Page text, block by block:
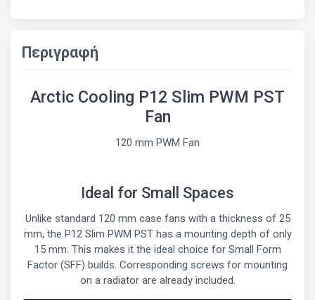
Περιγραφή
Arctic Cooling P12 Slim PWM PST
Fan
120 mm PWM Fan
Ideal for Small Spaces
Unlike standard 120 mm case fans with a thickness of 25
mm, the P12 Slim PWM PST has a mounting depth of only
15 mm. This makes it the ideal choice for Small Form
Factor (SFF) builds. Corresponding screws for mounting
on a radiator are already included.